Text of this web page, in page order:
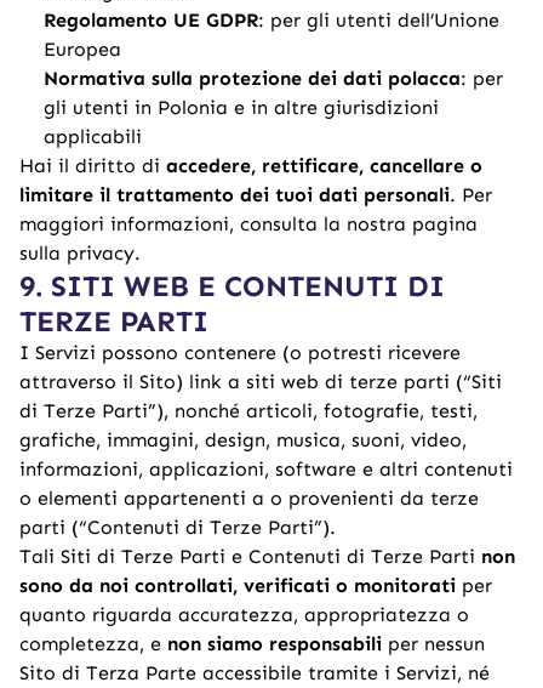
Regolamento UE GDPR: per gli utenti dell’Unione
Europea
Normativa sulla protezione dei dati polacca: per
gli utenti in Polonia e in altre giurisdizioni
applicabili
Hai il diritto di accedere, rettificare, cancellare o
limitare il trattamento dei tuoi dati personali. Per
maggiori informazioni, consulta la nostra pagina
sulla privacy.
9. SITI WEB E CONTENUTI DI
TERZE PARTI
I Servizi possono contenere (o potresti ricevere
attraverso il Sito) link a siti web di terze parti (“Siti
di Terze Parti”), nonché articoli, fotografie, testi,
grafiche, immagini, design, musica, suoni, video,
informazioni, applicazioni, software e altri contenuti
o elementi appartenenti a o provenienti da terze
parti (“Contenuti di Terze Parti”).
Tali Siti di Terze Parti e Contenuti di Terze Parti non
sono da noi controllati, verificati o monitorati per
quanto riguarda accuratezza, appropriatezza o
completezza, e non siamo responsabili per nessun
Sito di Terza Parte accessibile tramite i Servizi, né